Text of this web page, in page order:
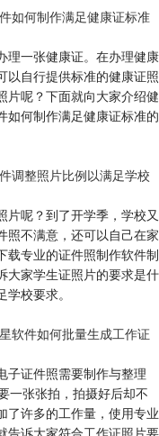
如何制作满足健康证标准
理一张健康证。在办理健康
以自行提供标准的健康证照
片呢？下面就向大家介绍健
如何制作满足健康证标准的
调整照片比例以满足学校
片呢？到了开学季，学校又
照不满意，还可以自己在家
载专业的证件照制作软件制
大家学生证照片的要求是什
校要求。
软件如何批量生成工作证
子证件照需要制作与整理
一张张拍，拍摄好后却不
了许多的工作量，使用专业